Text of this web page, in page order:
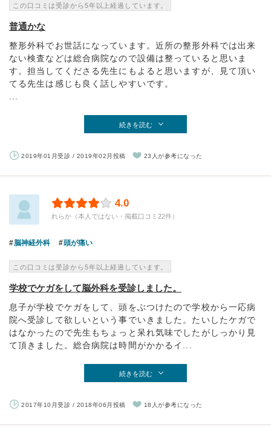
この口コミは受診から5年以上経過しています。
普通かな
整形外科でお世話になっています。近所の整形外科では出来
ない検査などは総合病院なので設備は整っていると思いま
す。担当してくださる先生にもよると思いますが、見て頂い
てる先生は感じも良く話しやすいです。
続きを読む
2019年01月受診 / 2019年02月投稿 23人が参考になった
4.0
れらか（本人ではない・掲載口コミ22件）
脳神経外科 頭が痛い
この口コミは受診から5年以上経過しています。
学校でケガをして脳外科を受診しました。
息子が学校でケガをして、頭をぶつけたので学校から一応病
院へ受診して欲しいという事でいきました。たいしたケガで
はなかったので先生もちょっと呆れ気味でしたがしっかり見
て頂きました。総合病院は時間がかかるイ...
続きを読む
2017年10月受診 / 2018年06月投稿 18人が参考になった